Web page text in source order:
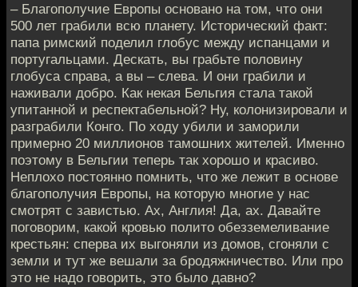
– Благополучие Европы основано на том, что они
500 лет грабили всю планету. Исторический факт:
папа римский поделил глобус между испанцами и
португальцами. Дескать, вы грабьте половину
глобуса справа, а вы – слева. И они грабили и
наживали добро. Как некая Бельгия стала такой
упитанной и респектабельной? Ну, колонизировали и
разграбили Конго. По ходу убили и заморили
примерно 20 миллионов тамошних жителей. Именно
поэтому в Бельгии теперь так хорошо и красиво.
Неплохо постоянно помнить, что же лежит в основе
благополучия Европы, на которую многие у нас
смотрят с завистью. Ах, Англия! Да, ах. Давайте
поговорим, какой кровью полито обезземеливание
крестьян: сперва их выгоняли из домов, сгоняли с
земли и тут же вешали за бродяжничество. Или про
это не надо говорить, это было давно?